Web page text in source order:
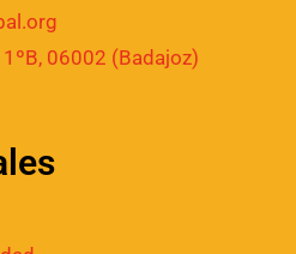
06002 (Badajoz)